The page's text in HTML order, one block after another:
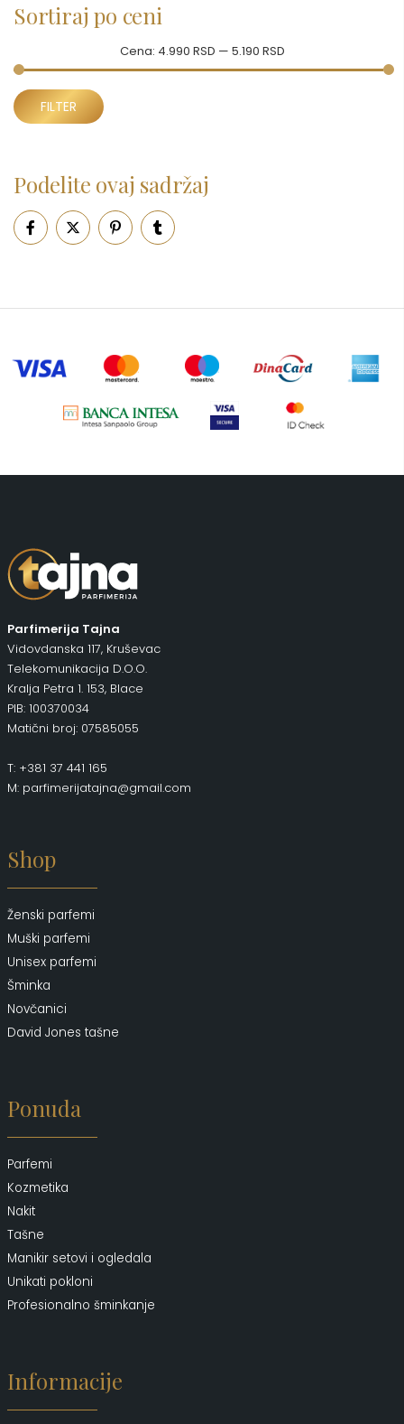
Nega lica (88)
Neseseri
Novčanici (50)
Pepe Jeans Ranac (10)
Piling za telo (3)
Putni program (47)
(187)
Uncategorized (1)
Sortiraj po ceni
FILTER
Cena: 4.990 RSD — 5.190 RSD
Podelite ovaj sadržaj
Parfimerija Tajna
Vidovdanska 117, Kruševac
Telekomunikacija D.O.O.
Kralja Petra 1. 153, Blace
PIB: 100370034
Matični broj: 07585055
T: +381 37 441 165
M: parfimerijatajna@gmail.com
Shop
Ženski parfemi
Muški parfemi
Unisex parfemi
Šminka
Novčanici
David Jones tašne
Ponuda
Parfemi
Kozmetika
Nakit
Tašne
Manikir setovi i ogledala
Unikati pokloni
Profesionalno šminkanje
Informacije